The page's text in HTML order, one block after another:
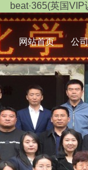
beat·365(英国
网站首页 公